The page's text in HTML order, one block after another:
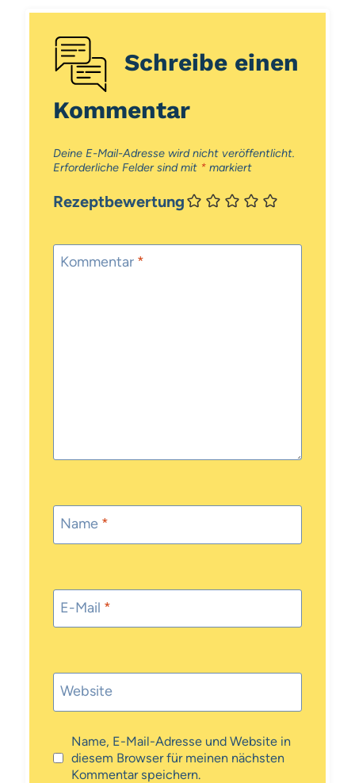
Schreibe einen
Kommentar
Deine E-Mail-Adresse wird nicht veröffentlicht.
Erforderliche Felder sind mit *markiert
Rezeptbewertung
Kommentar *
Name *
E-Mail *
Website
Name, E-Mail-Adresse und Website in
diesem Browser für meinen nächsten
Kommentar speichern.